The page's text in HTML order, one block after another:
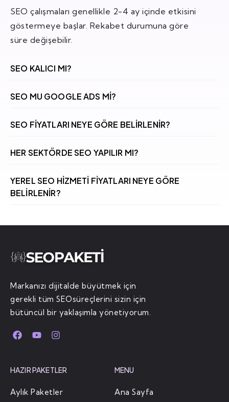
SEO çalışmaları genellikle 2-4 ay içinde etkisini
göstermeye başlar. Rekabet durumuna göre
süre değişebilir.
SEO KALICI MI?
SEO MU GOOGLE ADS MI?
SEO FIYATLARI NEYE GÖRE BELIRLENIR?
HER SEKTÖRDE SEO YAPILIR MI?
YEREL SEO HIZMETI FIYATLARI NEYE GÖRE
BELIRLENIR?
Markanızı dijitalde büyütmek için
gerekli tüm SEOsüreçlerini sizin için
bütüncül bir yaklaşımla yönetiyorum.
HAZIR PAKETLER
Aylık Paketler
MENU
Ana Sayfa